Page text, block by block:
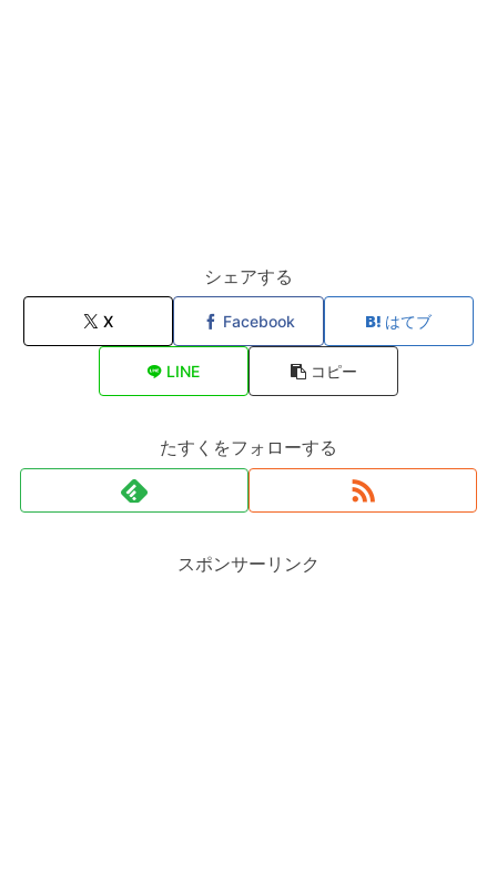
シェアする
X Facebook はてブ
LINE コピー
たすくをフォローする
スポンサーリンク